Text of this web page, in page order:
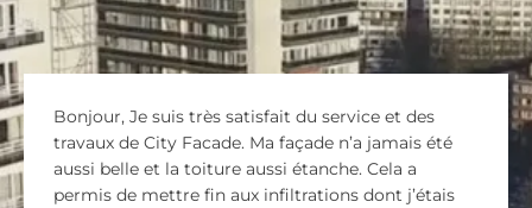
Bonjour, Je suis très satisfait du service et des
travaux de City Facade. Ma façade n’a jamais été
aussi belle et la toiture aussi étanche. Cela a
permis de mettre fin aux infiltrations dont j’étais